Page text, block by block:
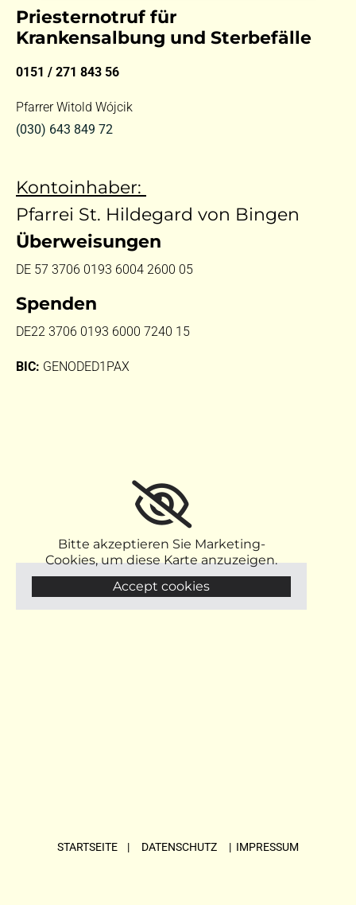
Priesternotruf für
Krankensalbung und Sterbefälle
0151 / 271 843 56
Pfarrer Witold Wójcik
(030) 643 849 72
Kontoinhaber:
Pfarrei St. Hildegard von Bingen
Überweisungen
DE 57 3706 0193 6004 2600 05
Spenden
DE22 3706 0193 6000 7240 15
BIC: GENODED1PAX
Bitte akzeptieren Sie Marketing-
Cookies, um diese Karte anzuzeigen.
Accept cookies
STARTSEITE | DATENSCHUTZ | IMPRESSUM